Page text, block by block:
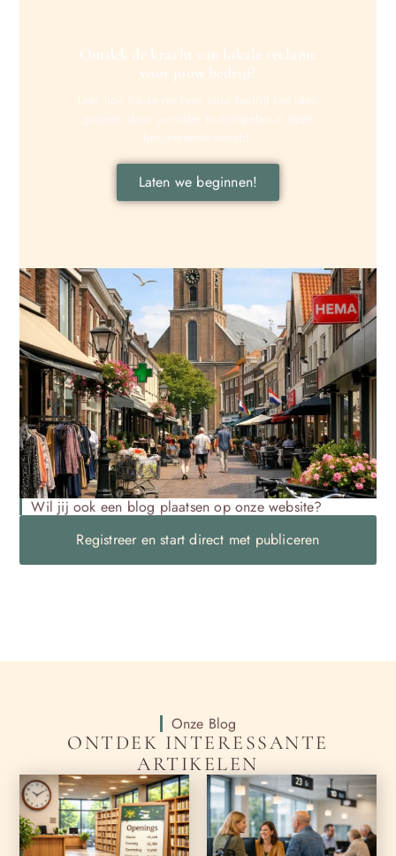
Ontdek de kracht van lokale reclame
voor jouw bedrijf!
Leer hoe lokale reclame jouw bedrijf kan laten
groeien door je onder te dompelen in deze
fascinerende wereld.
Laten we beginnen!
Wil jij ook een blog plaatsen op onze website?
Registreer en start direct met publiceren
Onze Blog
ONTDEK INTERESSANTE
ARTIKELEN